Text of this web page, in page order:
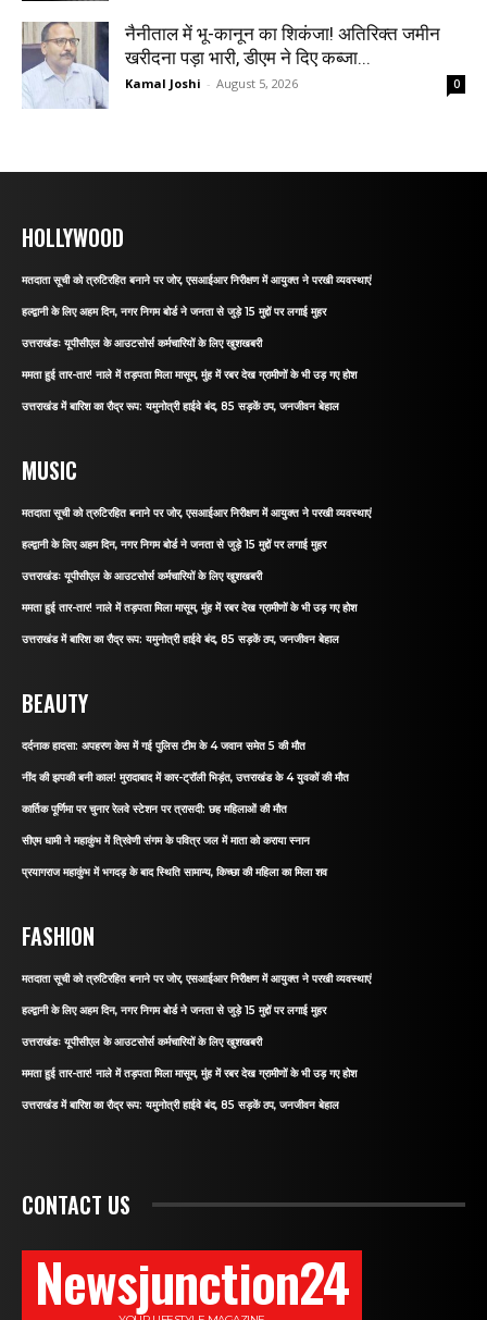
नैनीताल में भू-कानून का शिकंजा! अतिरिक्त जमीन
खरीदना पड़ा भारी, डीएम ने दिए कब्जा...
Kamal Joshi - August 5, 2026 0
HOLLYWOOD
मतदाता सूची को त्रुटिरहित बनाने पर जोर, एसआईआर निरीक्षण में आयुक्त ने परखी व्यवस्थाएं
हल्द्वानी के लिए अहम दिन, नगर निगम बोर्ड ने जनता से जुड़े 15 मुद्दों पर लगाई मुहर
उत्तराखंडः यूपीसीएल के आउटसोर्स कर्मचारियों के लिए खुशखबरी
ममता हुई तार-तार! नाले में तड़पता मिला मासूम, मुंह में रबर देख ग्रामीणों के भी उड़ गए होश
उत्तराखंड में बारिश का रौद्र रूप: यमुनोत्री हाईवे बंद, 85 सड़कें ठप, जनजीवन बेहाल
MUSIC
मतदाता सूची को त्रुटिरहित बनाने पर जोर, एसआईआर निरीक्षण में आयुक्त ने परखी व्यवस्थाएं
हल्द्वानी के लिए अहम दिन, नगर निगम बोर्ड ने जनता से जुड़े 15 मुद्दों पर लगाई मुहर
उत्तराखंडः यूपीसीएल के आउटसोर्स कर्मचारियों के लिए खुशखबरी
ममता हुई तार-तार! नाले में तड़पता मिला मासूम, मुंह में रबर देख ग्रामीणों के भी उड़ गए होश
उत्तराखंड में बारिश का रौद्र रूप: यमुनोत्री हाईवे बंद, 85 सड़कें ठप, जनजीवन बेहाल
BEAUTY
दर्दनाक हादसा: अपहरण केस में गई पुलिस टीम के 4 जवान समेत 5 की मौत
नींद की झपकी बनी काल! मुरादाबाद में कार-ट्रॉली भिड़ंत, उत्तराखंड के 4 युवकों की मौत
कार्तिक पूर्णिमा पर चुनार रेलवे स्टेशन पर त्रासदी: छह महिलाओं की मौत
सीएम धामी ने महाकुंभ में त्रिवेणी संगम के पवित्र जल में माता को कराया स्नान
प्रयागराज महाकुंभ में भगदड़ के बाद स्थिति सामान्य, किच्छा की महिला का मिला शव
FASHION
मतदाता सूची को त्रुटिरहित बनाने पर जोर, एसआईआर निरीक्षण में आयुक्त ने परखी व्यवस्थाएं
हल्द्वानी के लिए अहम दिन, नगर निगम बोर्ड ने जनता से जुड़े 15 मुद्दों पर लगाई मुहर
उत्तराखंडः यूपीसीएल के आउटसोर्स कर्मचारियों के लिए खुशखबरी
ममता हुई तार-तार! नाले में तड़पता मिला मासूम, मुंह में रबर देख ग्रामीणों के भी उड़ गए होश
उत्तराखंड में बारिश का रौद्र रूप: यमुनोत्री हाईवे बंद, 85 सड़कें ठप, जनजीवन बेहाल
CONTACT US
Newsjunction24